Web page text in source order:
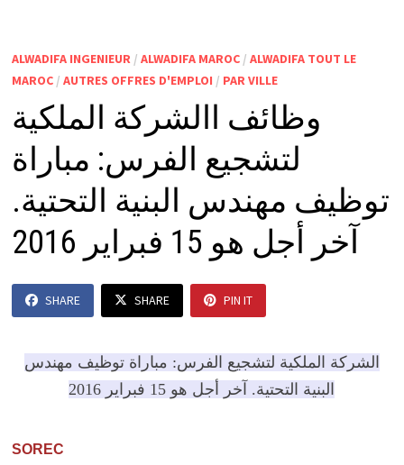
ALWADIFA INGENIEUR/ ALWADIFA MAROC/ ALWADIFA TOUT LE
MAROC/ AUTRES OFFRES D'EMPLOI / PAR VILLE
وظائف االشركة الملكية
لتشجيع الفرس: مباراة
توظيف مهندس البنية التحتية.
آخر أجل هو 15 فبراير 2016
SHARE SHARE PIN IT
الشركة الملكية لتشجيع الفرس: مباراة توظيف مهندس
البنية التحتية. آخر أجل هو 15 فبراير 2016
SOREC